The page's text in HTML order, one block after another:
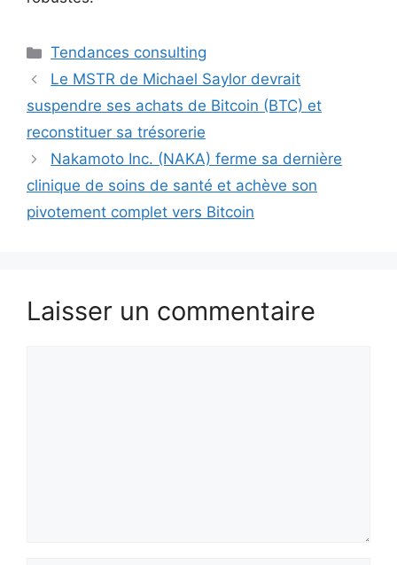
Catégories
Tendances consulting
Le MSTR de Michael Saylor devrait
suspendre ses achats de Bitcoin (BTC) et
reconstituer sa trésorerie
Nakamoto Inc. (NAKA) ferme sa dernière
clinique de soins de santé et achève son
pivotement complet vers Bitcoin
Laisser un commentaire